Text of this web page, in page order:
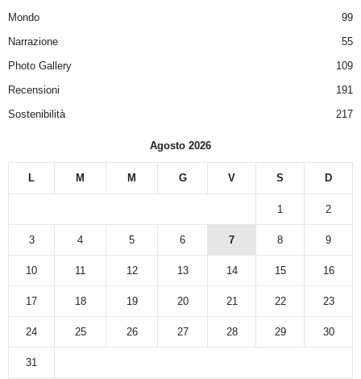
Mondo
99
Narrazione
55
Photo Gallery
109
Recensioni
191
Sostenibilità
217
Agosto 2026
L M M G V S D
1 2
3 4 5 6 7 8 9
10 11 12 13 14 15 16
17 18 19 20 21 22 23
24 25 26 27 28 29 30
31